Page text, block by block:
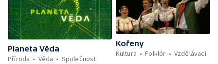
Planeta Věda
Příroda
Věda Společnost
Kořeny
Kultura
Folklór Vzdělávací